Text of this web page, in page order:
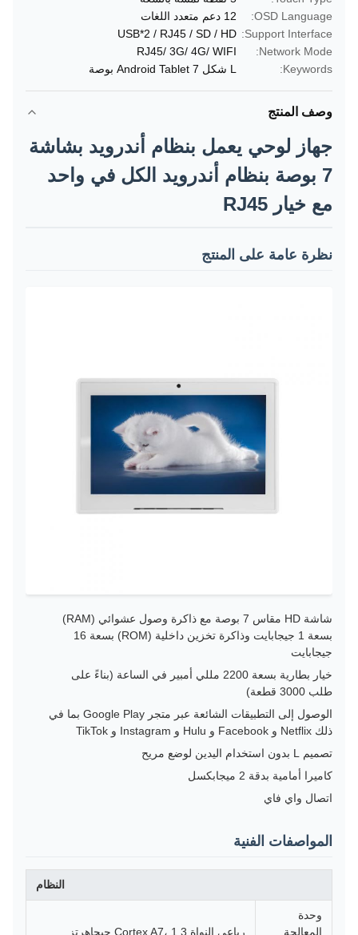
OSD Language:
12 دعم متعدد اللغات
Support Interface:
USB*2 / RJ45 / SD / HD
Network Mode:
RJ45/ 3G/ 4G/ WIFI
Keywords:
L شكل Android Tablet 7 بوصة
وصف المنتج
جهاز لوحي يعمل بنظام أندرويد بشاشة
7 بوصة بنظام أندرويد الكل في واحد
مع خيار RJ45
نظرة عامة على المنتج
شاشة HD مقاس 7 بوصة مع ذاكرة وصول عشوائي (RAM)
بسعة 1 جيجابايت وذاكرة تخزين داخلية (ROM) بسعة 16
جيجابايت
خيار بطارية بسعة 2200 مللي أمبير في الساعة (بناءً على
طلب 3000 قطعة)
الوصول إلى التطبيقات الشائعة عبر متجر Google Play بما في
ذلك Netflix و Facebook و Hulu و Instagram و TikTok
تصميم L بدون استخدام اليدين لوضع مريح
كاميرا أمامية بدقة 2 ميجابكسل
اتصال واي فاي
المواصفات الفنية
النظام
وحدة
المعالجة
رباعي النواة Cortex A7، 1.3 جيجاهرتز